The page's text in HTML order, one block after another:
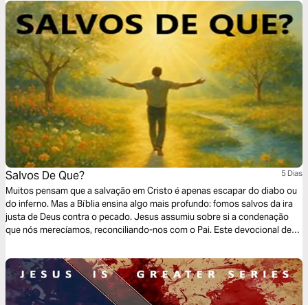
Salvos De Que? 5 Dias
Muitos pensam que a salvação em Cristo é apenas escapar do diabo ou
do inferno. Mas a Bíblia ensina algo mais profundo: fomos salvos da ira
justa de Deus contra o pecado. Jesus assumiu sobre si a condenação
que nós merecíamos, reconciliando-nos com o Pai. Este devocional de
graça divina, que nos liberta da culpa, da condenação e da ira eterna,
para vivermos como filhos amados.